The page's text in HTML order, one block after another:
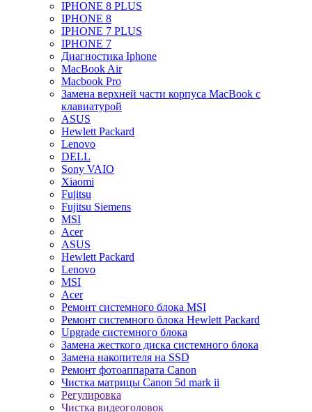
IPHONE 8 PLUS
IPHONE 8
IPHONE 7 PLUS
IPHONE 7
Диагностика Iphone
MacBook Air
Macbook Pro
Замена верхней части корпуса MacBook с
клавиатурой
ASUS
Hewlett Packard
Lenovo
DELL
Sony VAIO
Xiaomi
Fujitsu
Fujitsu Siemens
MSI
Acer
ASUS
Hewlett Packard
Lenovo
MSI
Acer
Ремонт системного блока MSI
Ремонт системного блока Hewlett Packard
Upgrade системного блока
Замена жесткого диска системного блока
Замена накопителя на SSD
Ремонт фотоаппарата Canon
Чистка матрицы Canon 5d mark ii
Регулировка
Чистка видеоголовок